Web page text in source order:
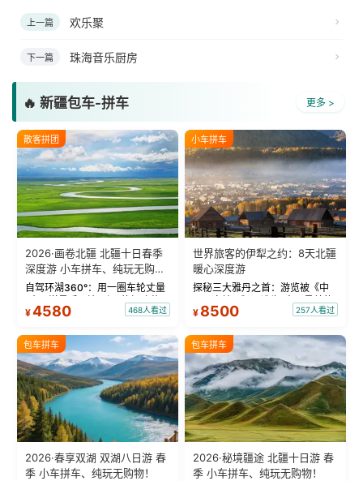
上一篇 欢乐聚
下一篇 珠海音乐厨房
🔥 新疆包车-拼车 更多 >
散客拼团
2026·画卷北疆 北疆十日春季
深度游 小车拼车、纯玩无购
物！
自驾环湖360°：用一圈车轮丈量
“大西洋最后一滴眼泪”的极致蔚
蓝。 赛湖旅拍：甄选多款风格服
绝美瞬间。 赛湖坦克300跟车视
频：专业摄影师...
¥4580 468人看过
小车拼车
世界旅客的伊犁之约：8天北疆
暖心深度游
探秘三大雅丹之首：游览被《中
国国家地理》评选为“中国最美的
三大雅丹”第一名的克拉玛依魔鬼
瓦人最大村落——禾木村，欣赏
晨雾与小木...
¥ 8500 257人看过
包车拼车
2026·春享双湖 双湖八日游 春
季 小车拼车、纯玩无购物！
包车拼车
2026·秘境疆途 北疆十日游 春
季 小车拼车、纯玩无购物！